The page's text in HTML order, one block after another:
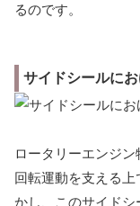
るのです。
サイドシールに
ロータリーエンジ
回転運動を支える
かし、このサイドシ